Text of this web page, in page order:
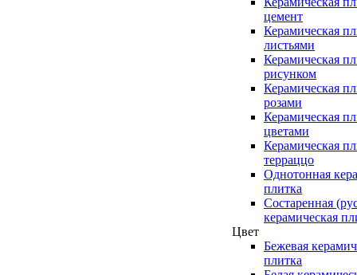
цемент
Керамическая
листьями
Керамическая
рисунком
Керамическая
розами
Керамическая
цветами
Керамическая
терраццо
Однотонная
плитка
Состаренная
керамическая
Цвет
Бежевая
плитка